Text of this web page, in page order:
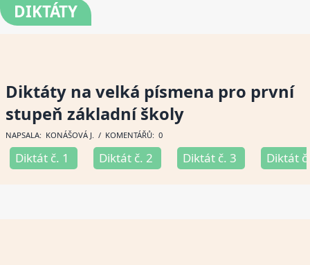
DIKTÁTY
Diktáty na velká písmena pro první
stupeň základní školy
NAPSALA: KONÁŠOVÁ J. / KOMENTÁŘŮ: 0
Diktát č. 1 Diktát č. 2 Diktát č. 3 Diktát